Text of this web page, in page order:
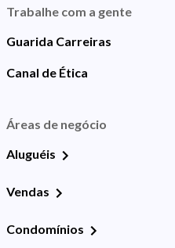
Trabalhe com a gente
Guarida Carreiras
Canal de Ética
Áreas de negócio
Aluguéis
Vendas
Condomínios